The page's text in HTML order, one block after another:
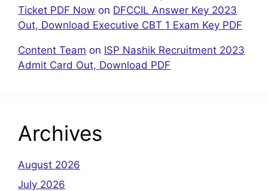
Ticket PDF Now on DFCCIL Answer Key 2023
Out, Download Executive CBT 1 Exam Key PDF
Content Team on ISP Nashik Recruitment 2023
Admit Card Out, Download PDF
Archives
August 2026
July 2026